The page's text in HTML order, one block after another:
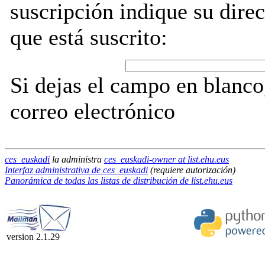
suscripción indique su
que está suscrito:
Si dejas el campo en
correo electrónico
ces_euskadi la administra ces_euskadi-owner at list.ehu.eus
Interfaz administrativa de ces_euskadi (requiere autorización)
Panorámica de todas las listas de distribución de list.ehu.eus
version 2.1.29